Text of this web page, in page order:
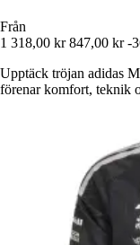
Från
1 318,00 kr 847,00 kr -
Upptäck tröjan adidas
förenar komfort, teknik